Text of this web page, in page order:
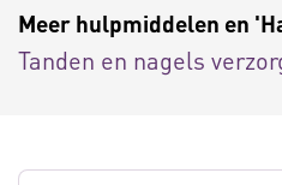
Meer hulpmiddelen en
Tanden en nagels